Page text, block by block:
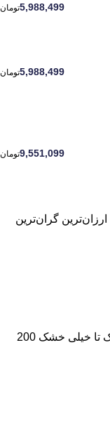
5,988,499تومان
5,988,499تومان
9,551,099تومان
ارزان‌ترین گران‌ترین
کرم مرطوب کننده دست نوترژینا پوست خشک تا خیلی خشک 200